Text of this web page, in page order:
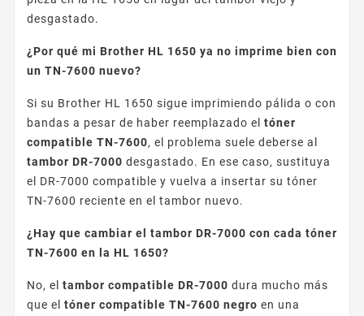
desgastado.
¿Por qué mi Brother HL 1650 ya no imprime bien con
un TN-7600 nuevo?
Si su Brother HL 1650 sigue imprimiendo pálida o con
bandas a pesar de haber reemplazado el tóner
compatible TN-7600, el problema suele deberse al
tambor DR-7000 desgastado. En ese caso, sustituya
el DR-7000 compatible y vuelva a insertar su tóner
TN-7600 reciente en el tambor nuevo.
¿Hay que cambiar el tambor DR-7000 con cada tóner
TN-7600 en la HL 1650?
No, el tambor compatible DR-7000 dura mucho más
que el tóner compatible TN-7600 negro en una